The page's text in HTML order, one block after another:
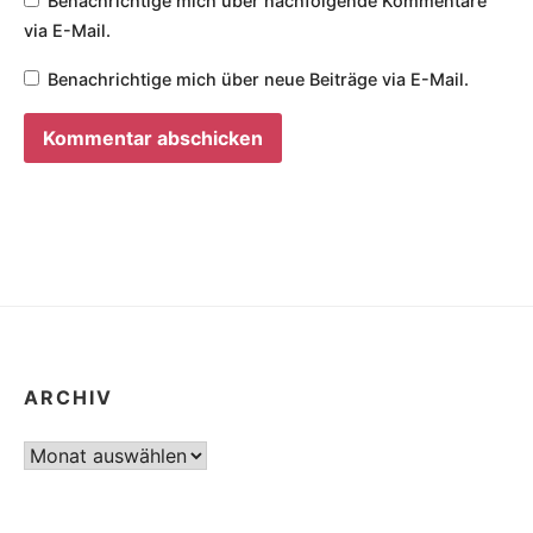
via E-Mail.
Benachrichtige mich über neue Beiträge via E-Mail.
ARCHIV
Archiv